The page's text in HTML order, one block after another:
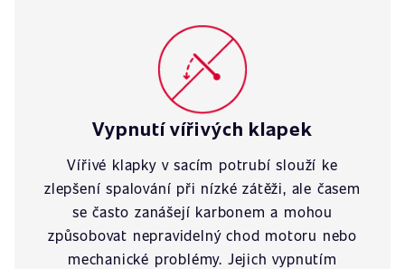
Vypnutí vířivých klapek
Vířivé klapky v sacím potrubí slouží ke
zlepšení spalování při nízké zátěži, ale časem
se často zanášejí karbonem a mohou
způsobovat nepravidelný chod motoru nebo
mechanické problémy. Jejich vypnutím